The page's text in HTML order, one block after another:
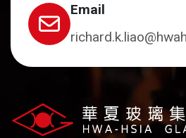
Email